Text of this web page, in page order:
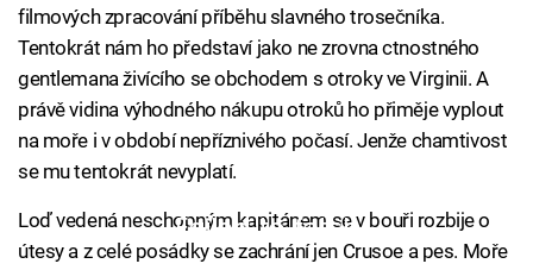
filmových zpracování příběhu slavného trosečníka.
Tentokrát nám ho představí jako ne zrovna ctnostného
gentlemana živícího se obchodem s otroky ve Virginii. A
právě vidina výhodného nákupu otroků ho přiměje vyplout
na moře i v období nepříznivého počasí. Jenže chamtivost
se mu tentokrát nevyplatí.
Failed to fetch
Loď vedená neschopným kapitánem se v bouři rozbije o
útesy a z celé posádky se zachrání jen Crusoe a pes. Moře